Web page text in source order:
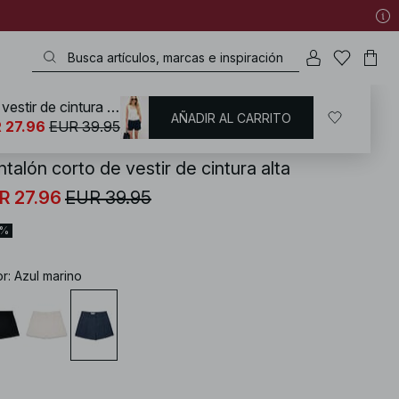
/ Dos piezas
corto de vestir de cintura alta
27.96 EUR 39.95
: Azul marino
Pantalón corto de vestir de cintura alta
27.96 EUR 39.95 AÑADIR AL CARRITO